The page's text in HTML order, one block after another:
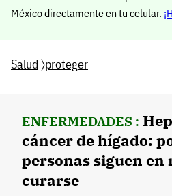
México directamente en tu celular.
Salud 〉proteger
ENFERMEDADES :
cáncer de hígado:
personas siguen en
curarse